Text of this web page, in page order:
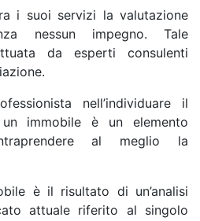
i suoi servizi la valutazione
nessun impegno. Tale
da esperti consulenti
nell’individuare il
immobile è un elemento
al meglio la
è il risultato di un’analisi
attuale riferito al singolo